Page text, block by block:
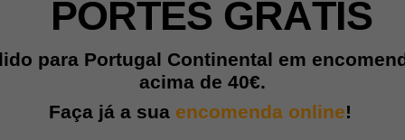
PORTES GRÁTIS
para Portugal Continental em
acima de 40€.
Faça já a sua encomenda online!